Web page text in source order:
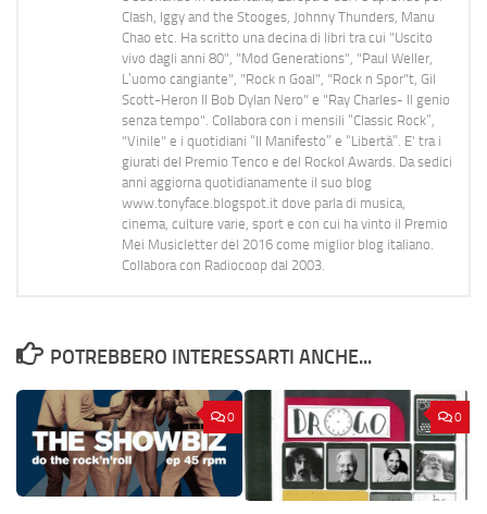
Clash, Iggy and the Stooges, Johnny Thunders, Manu
Chao etc. Ha scritto una decina di libri tra cui "Uscito
vivo dagli anni 80", "Mod Generations", "Paul Weller,
L’uomo cangiante", "Rock n Goal", "Rock n Spor"t, Gil
Scott-Heron Il Bob Dylan Nero" e "Ray Charles- Il genio
senza tempo". Collabora con i mensili “Classic Rock”,
"Vinile" e i quotidiani “Il Manifesto” e “Libertà”. E' tra i
giurati del Premio Tenco e del Rockol Awards. Da sedici
anni aggiorna quotidianamente il suo blog
www.tonyface.blogspot.it dove parla di musica,
cinema, culture varie, sport e con cui ha vinto il Premio
Mei Musicletter del 2016 come miglior blog italiano.
Collabora con Radiocoop dal 2003.
POTREBBERO INTERESSARTI ANCHE...
0 0